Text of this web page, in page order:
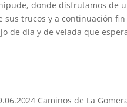
donde disfrutamos de
sus trucos y a continuación
de día y de velada que
Caminos de La